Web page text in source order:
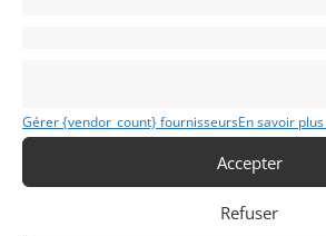
Gérer {vendor_count} fournisseursEn savoir
Accepter
Refuser
: Jeudi 20 juin 2024 de 10h à 18h - Vendredi
Vendu par : Collector Car Auctions